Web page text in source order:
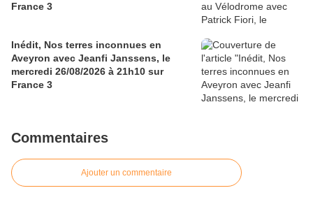
France 3
Inédit, Nos terres inconnues en
Aveyron avec Jeanfi Janssens, le
mercredi 26/08/2026 à 21h10 sur
France 3
Commentaires
Ajouter un commentaire